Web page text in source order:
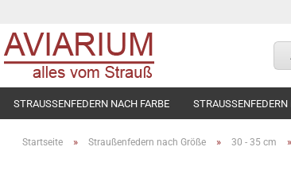
STRAUSSENFEDERN NACH FARBE
Startseite » Straußenfedern nach Größe » 30 - 35 cm »